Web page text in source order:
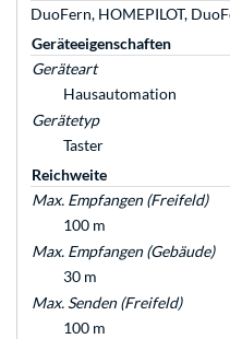
DuoFern, HOMEPILOT,
Geräteeigenschaften
Geräteart
Hausautomation
Gerätetyp
Taster
Reichweite
Max. Empfangen (Freifeld)
100 m
Max. Empfangen (Gebäude)
30 m
Max. Senden (Freifeld)
100 m